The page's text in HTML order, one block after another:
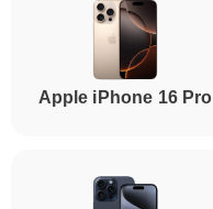
Apple iPhone 16 Pro